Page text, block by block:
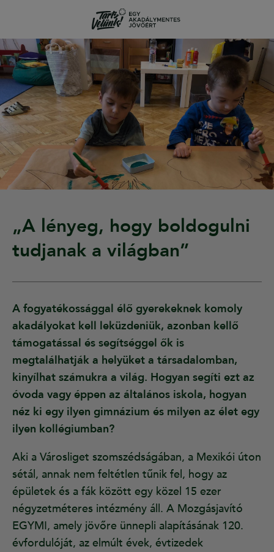
„A lényeg, hogy boldogulni
tudjanak a világban”
A fogyatékossággal élő gyerekeknek komoly
akadályokat kell leküzdeniük, azonban kellő
támogatással és segítséggel ők is
megtalálhatják a helyüket a társadalomban,
kinyílhat számukra a világ. Hogyan segíti ezt az
óvoda vagy éppen az általános iskola, hogyan
néz ki egy ilyen gimnázium és milyen az élet egy
ilyen kollégiumban?
Aki a Városliget szomszédságában, a Mexikói úton
sétál, annak nem feltétlen tűnik fel, hogy az
épületek és a fák között egy közel 15 ezer
négyzetméteres intézmény áll. A Mozgásjavító
EGYMI, amely jövőre ünnepli alapításának 120.
évfordulóját, az elmúlt évek, évtizedek